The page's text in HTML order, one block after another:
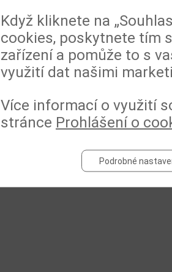
Když kliknete na
cookies, poskytnete tím
zařízení a pomůže to s
využití dat našimi
Více informací o využití
stránce Prohlášení o
Podrobné